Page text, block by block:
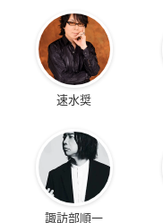
速水奨
諏訪部順一